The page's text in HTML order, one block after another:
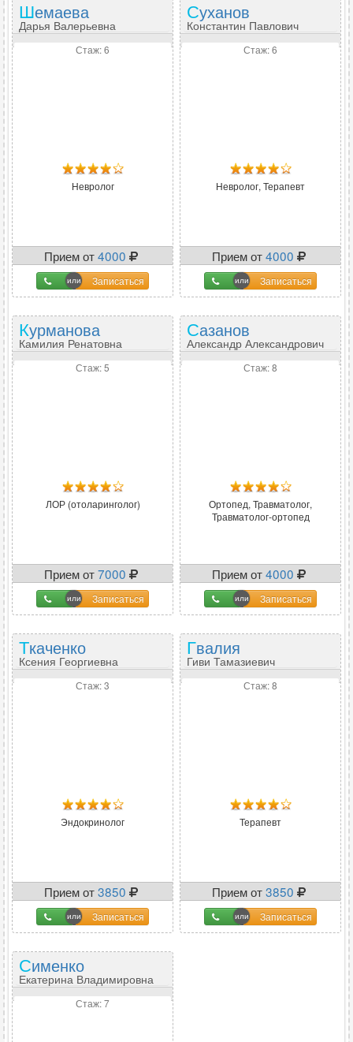
Шемаева
Дарья Валерьевна
Стаж: 6
Невролог
Прием от4000
Записаться
Суханов
Константин Павлович
Стаж: 6
Невролог, Терапевт
Прием от4000
Записаться
Курманова
Камилия Ренатовна
Стаж: 5
ЛОР (отоларинголог)
Прием от7000
Записаться
Сазанов
Александр Александрович
Стаж: 8
Ортопед, Травматолог,
Травматолог-ортопед
Прием от4000
Записаться
Ткаченко
Ксения Георгиевна
Стаж: 3
Эндокринолог
Прием от3850
Записаться
Гвалия
Гиви Тамазиевич
Стаж: 8
Терапевт
Прием от3850
Записаться
Сименко
Екатерина Владимировна
Стаж: 7